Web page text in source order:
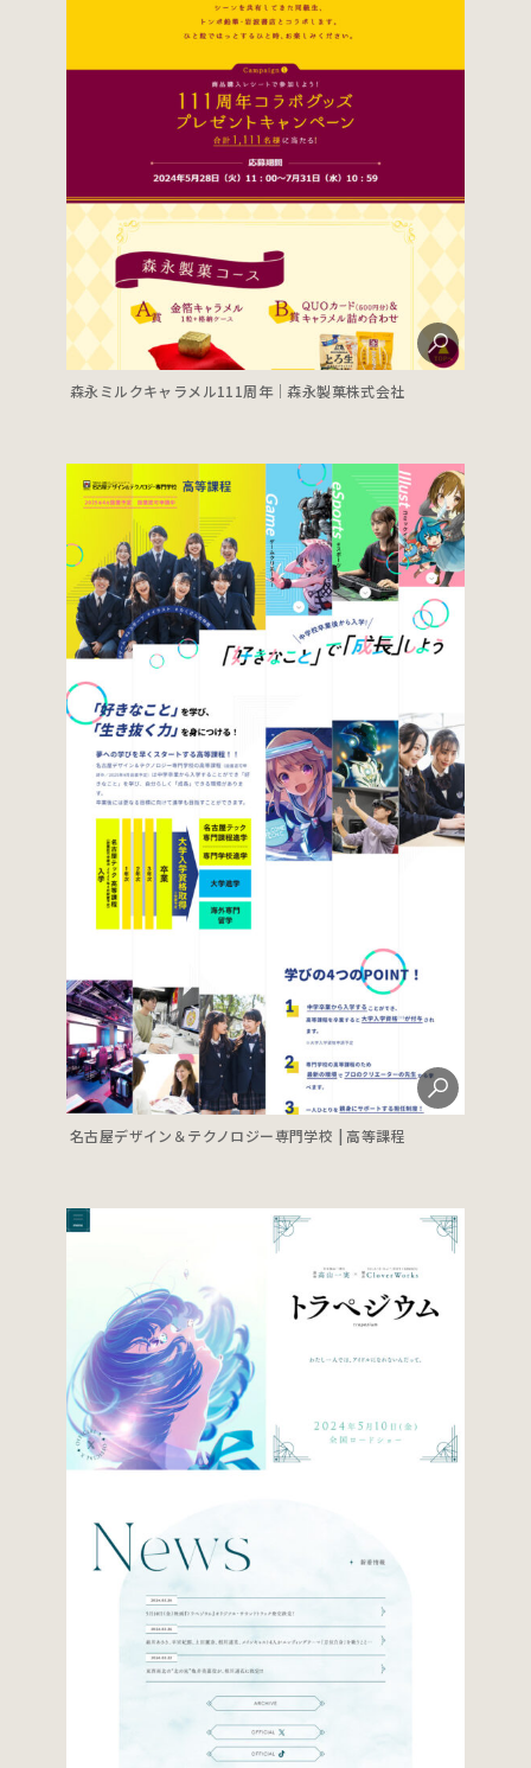
森永ミルクキャラメル111周年｜森永製菓株式会社
名古屋デザイン＆テクノロジー専門学校 | 高等課程